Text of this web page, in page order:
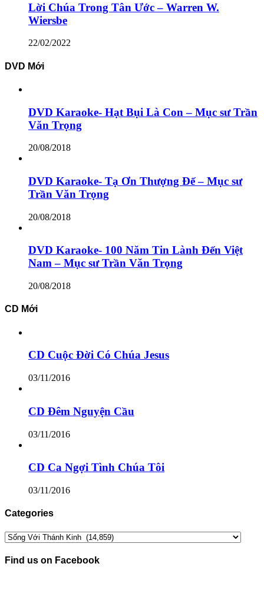
Lời Chúa Trong Tân Ước – Warren W.
Wiersbe
22/02/2022
DVD Mới
DVD Karaoke- Hạt Bụi Là Con – Mục sư Trần
Văn Trọng
20/08/2018
DVD Karaoke- Tạ Ơn Thượng Đế – Mục sư
Trần Văn Trọng
20/08/2018
DVD Karaoke- 100 Năm Tin Lành Đến Việt
Nam – Mục sư Trần Văn Trọng
20/08/2018
CD Mới
CD Cuộc Đời Có Chúa Jesus
03/11/2016
CD Đêm Nguyện Cầu
03/11/2016
CD Ca Ngợi Tình Chúa Tôi
03/11/2016
Categories
Categories
Find us on Facebook